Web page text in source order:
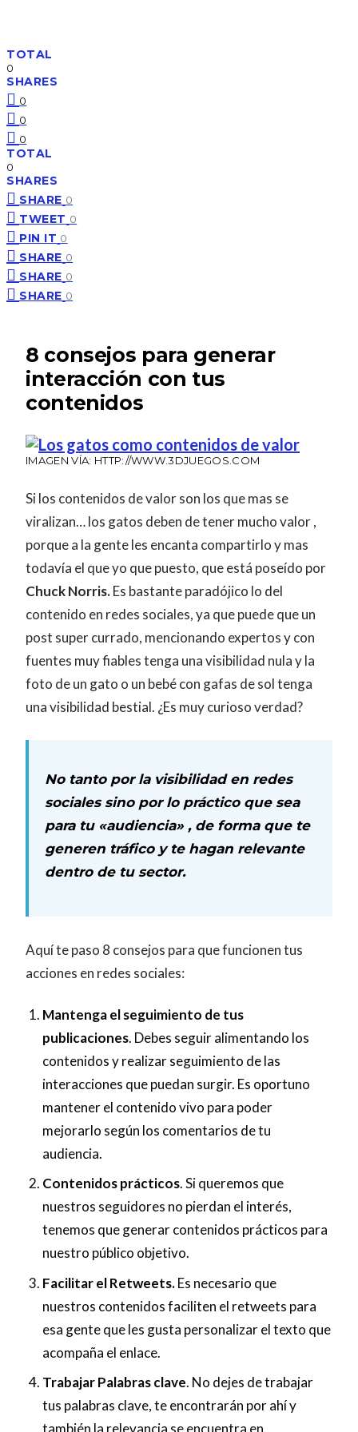
TOTAL
0
SHARES
0
0
0
TOTAL
0
SHARES
SHARE 0
TWEET 0
PIN IT 0
SHARE 0
SHARE 0
SHARE 0
8 consejos para generar
interacción con tus
contenidos
IMAGEN VÍA: HTTP://WWW.3DJUEGOS.COM
Si los contenidos de valor son los que mas se
viralizan… los gatos deben de tener mucho valor ,
porque a la gente les encanta compartirlo y mas
todavía el que yo que puesto, que está poseído por
Chuck Norris.Es bastante paradójico lo del
contenido en redes sociales, ya que puede que un
post super currado, mencionando expertos y con
fuentes muy fiables tenga una visibilidad nula y la
foto de un gato o un bebé con gafas de sol tenga
una visibilidad bestial. ¿Es muy curioso verdad?
No tanto por la visibilidad en redes
sociales sino por lo práctico que sea
para tu «audiencia» , de forma que te
generen tráfico y te hagan relevante
dentro de tu sector.
Aquí te paso 8 consejos para que funcionen tus
acciones en redes sociales:
Mantenga el seguimiento de tus
publicaciones. Debes seguir alimentando los
contenidos y realizar seguimiento de las
interacciones que puedan surgir. Es oportuno
mantener el contenido vivo para poder
mejorarlo según los comentarios de tu
audiencia.
Contenidos prácticos. Si queremos que
nuestros seguidores no pierdan el interés,
tenemos que generar contenidos prácticos para
nuestro público objetivo.
Facilitar el Retweets.Es necesario que
nuestros contenidos faciliten el retweets para
esa gente que les gusta personalizar el texto que
acompaña el enlace.
Trabajar Palabras clave. No dejes de trabajar
tus palabras clave, te encontrarán por ahí y
también la relevancia se encuentra en